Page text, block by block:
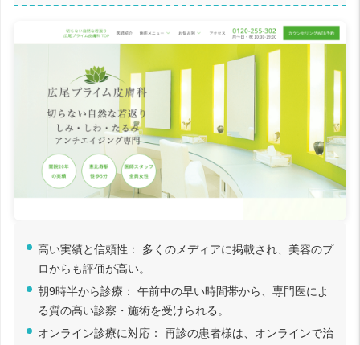
高い実績と信頼性： 多くのメディアに掲載され、美容のプ
ロからも評価が高い。
朝9時半から診療： 午前中の早い時間帯から、専門医によ
る質の高い診察・施術を受けられる。
オンライン診療に対応： 再診の患者様は、オンラインで治